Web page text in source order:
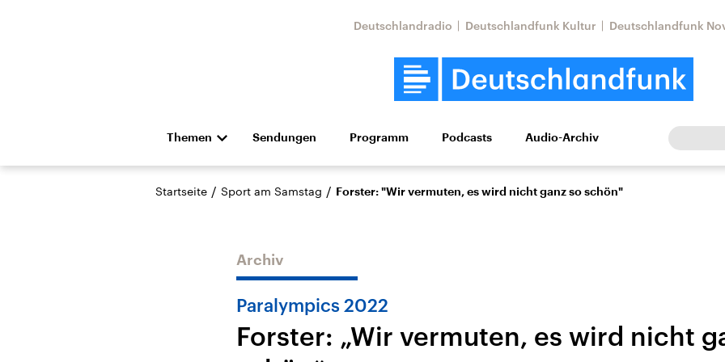
Deutschlandradio Deutschlandfunk Kultur Deutschlandfunk
Themen
Die Nachrichten Politik Wirtschaft Wissen Kultur Europa
Hörspiel und Feature Musik
Landtagswahl Sachsen-
USA
Aktuelle Beiträge,
Nahostkonflikt
Aktuelle Lage und
Iran
Aktuelle Lage und
Sendungen Programm Podcasts Audio-Archiv
Startseite / Sport am Samstag / Forster: "Wir vermuten, es wird nicht ganz so schön"
Archiv
Paralympics 2022
Forster: „Wir vermuten, es wird nicht